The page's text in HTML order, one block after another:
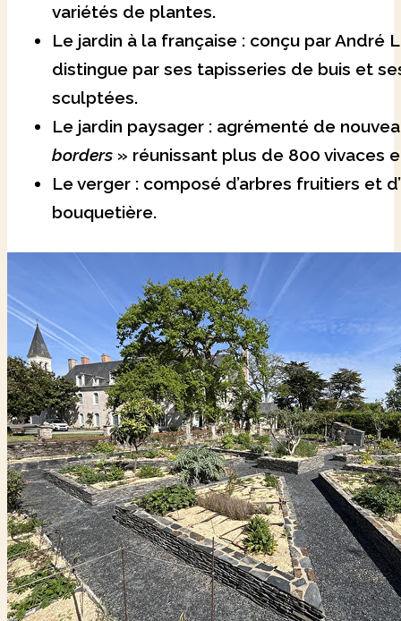
variétés de plantes.
Le jardin à la française : conçu par André
distingue par ses tapisseries de buis et
sculptées.
Le jardin paysager : agrémenté de
borders » réunissant plus de 800 vivaces
Le verger : composé d’arbres fruitiers et
bouquetière.